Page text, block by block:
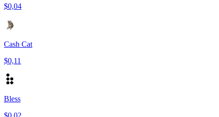
$0,04
Cash Cat
$0,11
Bless